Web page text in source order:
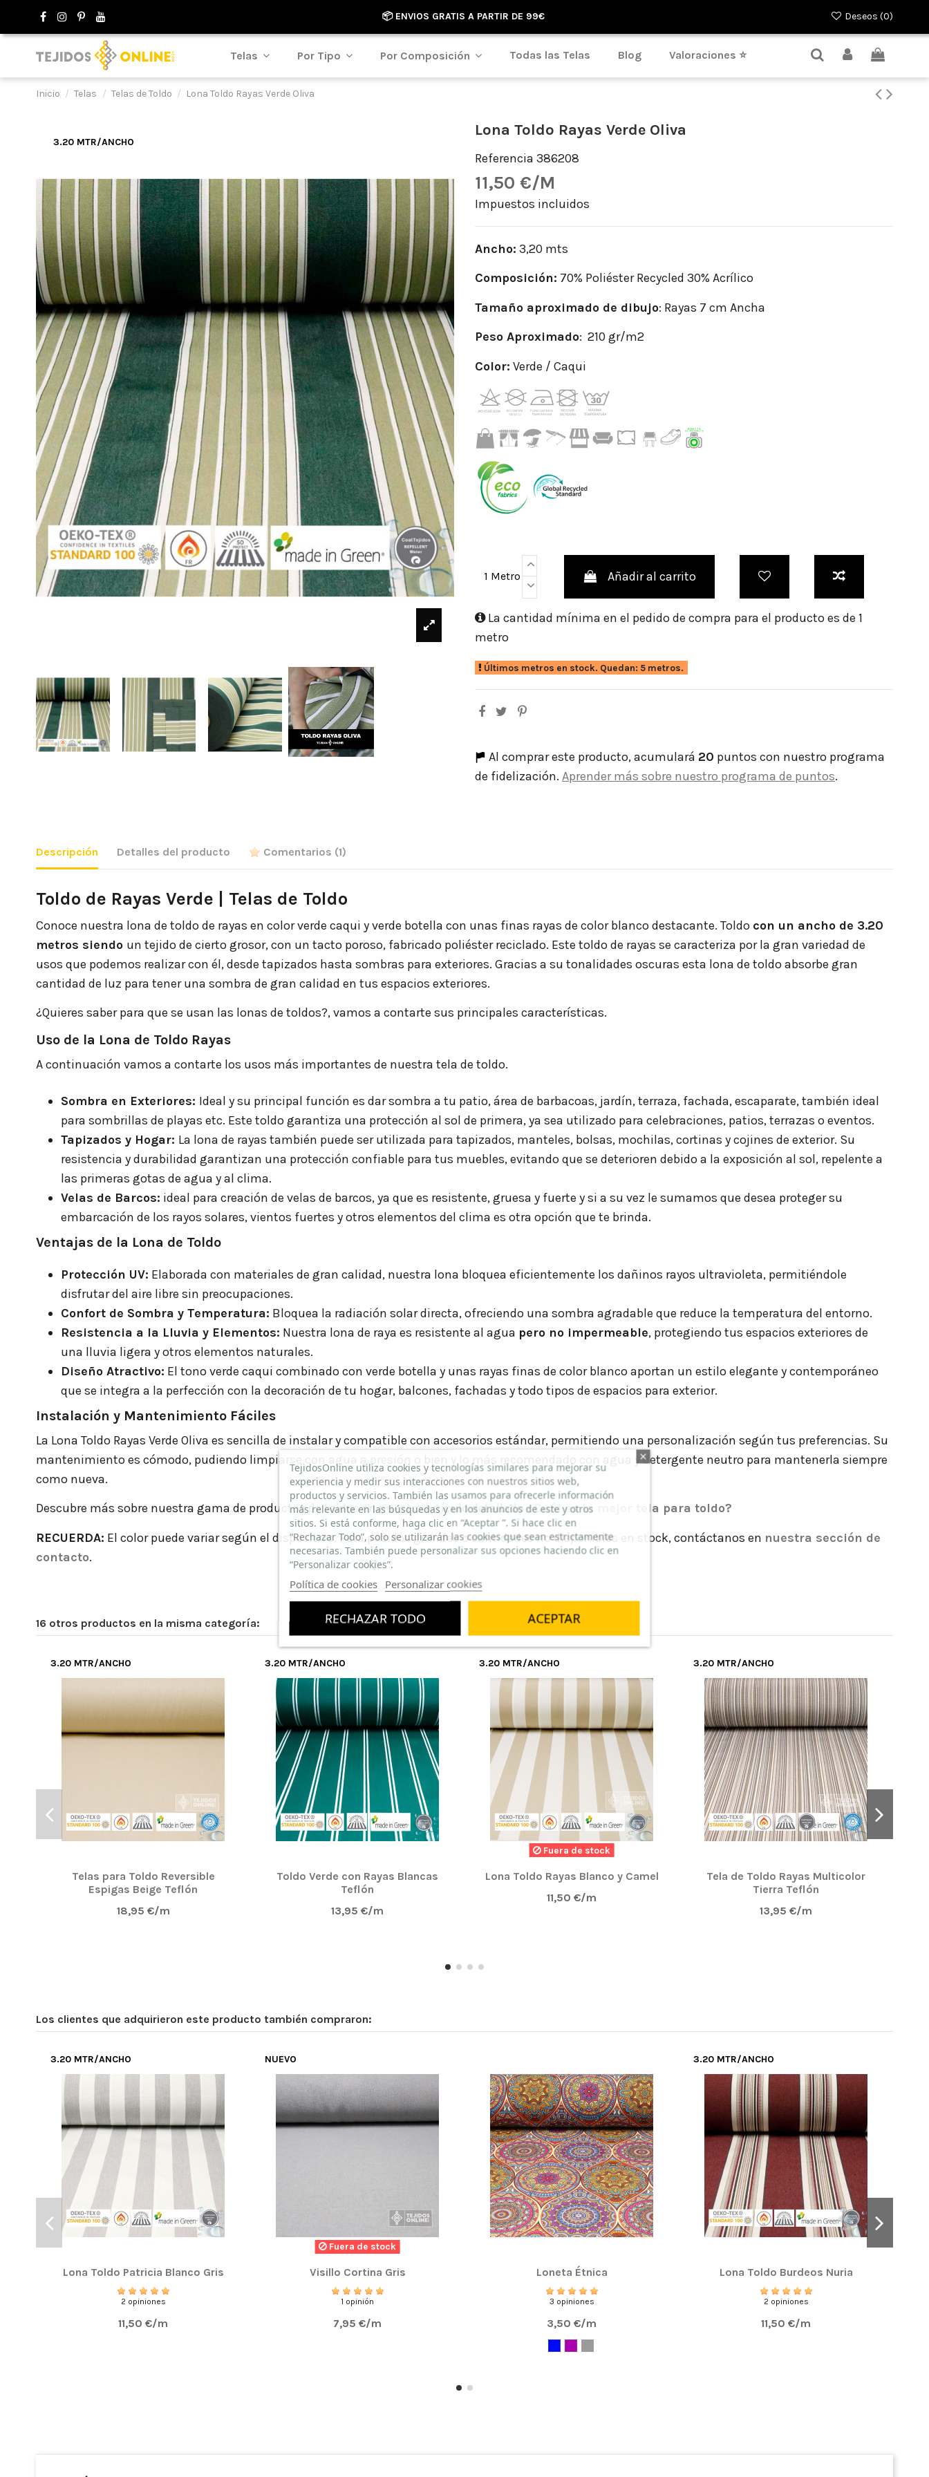
📦 ENVIOS GRATIS A PARTIR DE 99€ Deseos (0)
Telas Por Tipo Por Composición Todas las Telas Blog Valoraciones ⭐
Inicio Telas Telas de Toldo Lona Toldo Rayas Verde Oliva
3.20 MTR/ANCHO
Lona Toldo Rayas Verde Oliva
Referencia 386208
11,50 €/M
Impuestos incluidos
Ancho: 3,20 mts
Composición: 70% Poliéster Recycled 30% Acrílico
Tamaño aproximado de dibujo: Rayas 7 cm Ancha
Peso Aproximado: 210 gr/m2
Color: Verde / Caqui
1 Metro Añadir al carrito
La cantidad mínima en el pedido de compra para el producto es de 1
metro
Últimos metros en stock. Quedan: 5 metros.
Al comprar este producto, acumulará 20 puntos con nuestro programa
de fidelización. Aprender más sobre nuestro programa de puntos.
Descripción Detalles del producto Comentarios (1)
Toldo de Rayas Verde | Telas de Toldo
Conoce nuestra lona de toldo de rayas en color verde caqui y verde botella con unas finas rayas de color blanco destacante. Toldo con un ancho de 3.20
metros siendo un tejido de cierto grosor, con un tacto poroso, fabricado poliéster reciclado. Este toldo de rayas se caracteriza por la gran variedad de
usos que podemos realizar con él, desde tapizados hasta sombras para exteriores. Gracias a su tonalidades oscuras esta lona de toldo absorbe gran
cantidad de luz para tener una sombra de gran calidad en tus espacios exteriores.
¿Quieres saber para que se usan las lonas de toldos?, vamos a contarte sus principales características.
Uso de la Lona de Toldo Rayas
A continuación vamos a contarte los usos más importantes de nuestra tela de toldo.
Sombra en Exteriores: Ideal y su principal función es dar sombra a tu patio, área de barbacoas, jardín, terraza, fachada, escaparate, también ideal
para sombrillas de playas etc. Este toldo garantiza una protección al sol de primera, ya sea utilizado para celebraciones, patios, terrazas o eventos.
Tapizados y Hogar: La lona de rayas también puede ser utilizada para tapizados, manteles, bolsas, mochilas, cortinas y cojines de exterior. Su
resistencia y durabilidad garantizan una protección confiable para tus muebles, evitando que se deterioren debido a la exposición al sol, repelente a
las primeras gotas de agua y al clima.
Velas de Barcos: ideal para creación de velas de barcos, ya que es resistente, gruesa y fuerte y si a su vez le sumamos que desea proteger su
embarcación de los rayos solares, vientos fuertes y otros elementos del clima es otra opción que te brinda.
Ventajas de la Lona de Toldo
Protección UV: Elaborada con materiales de gran calidad, nuestra lona bloquea eficientemente los dañinos rayos ultravioleta, permitiéndole
disfrutar del aire libre sin preocupaciones.
Confort de Sombra y Temperatura: Bloquea la radiación solar directa, ofreciendo una sombra agradable que reduce la temperatura del entorno.
Resistencia a la Lluvia y Elementos: Nuestra lona de raya es resistente al agua pero no impermeable, protegiendo tus espacios exteriores de
una lluvia ligera y otros elementos naturales.
Diseño Atractivo: El tono verde caqui combinado con verde botella y unas rayas finas de color blanco aportan un estilo elegante y contemporáneo
que se integra a la perfección con la decoración de tu hogar, balcones, fachadas y todo tipos de espacios para exterior.
Instalación y Mantenimiento Fáciles
La Lona Toldo Rayas Verde Oliva es sencilla de instalar y compatible con accesorios estándar, permitiendo una personalización según tus preferencias. Su
mantenimiento es cómodo, pudiendo limpiarse con agua a presión o bien y lo más recomendado con agua y detergente neutro para mantenerla siempre
como nueva.
Descubre más sobre nuestra gama de productos de toldos en nuestro artículo detallado¿Cuál es la mejor tela para toldo?
RECUERDA: El color puede variar según el dispositivo. Para pedidos grandes o cantidades no disponibles en stock, contáctanos en nuestra sección de
contacto.
(5/5 )
Compra Verificada
Puntuación total:
Buen producto, fácil de coser y trabajar.
El envío fué muy rápido
16 otros productos en la misma categoría:
3.20 MTR/ANCHO
Telas para Toldo Reversible
Espigas Beige Teflón
18,95 €/m
3.20 MTR/ANCHO
Toldo Verde con Rayas Blancas
Teflón
13,95 €/m
3.20 MTR/ANCHO
Fuera de stock
Lona Toldo Rayas Blanco y Camel
11,50 €/m
3.20 MTR/ANCHO
Tela de Toldo Rayas Multicolor
Tierra Teflón
13,95 €/m
Los clientes que adquirieron este producto también compraron:
3.20 MTR/ANCHO
Lona Toldo Patricia Blanco Gris
2 opiniones
11,50 €/m
NUEVO
Fuera de stock
Visillo Cortina Gris
1 opinión
7,95 €/m
Loneta Étnica
3 opiniones
3,50 €/m
3.20 MTR/ANCHO
Lona Toldo Burdeos Nuria
2 opiniones
11,50 €/m
TejidosOnline utiliza cookies y tecnologías similares para mejorar su
experiencia y medir sus interacciones con nuestros sitios web,
productos y servicios. También las usamos para ofrecerle información
más relevante en las búsquedas y en los anuncios de este y otros
sitios. Si está conforme, haga clic en “Aceptar ”. Si hace clic en
“Rechazar Todo”, solo se utilizarán las cookies que sean estrictamente
necesarias. También puede personalizar sus opciones haciendo clic en
“Personalizar cookies”.
Política de cookies Personalizar cookies
RECHAZAR TODO ACEPTAR